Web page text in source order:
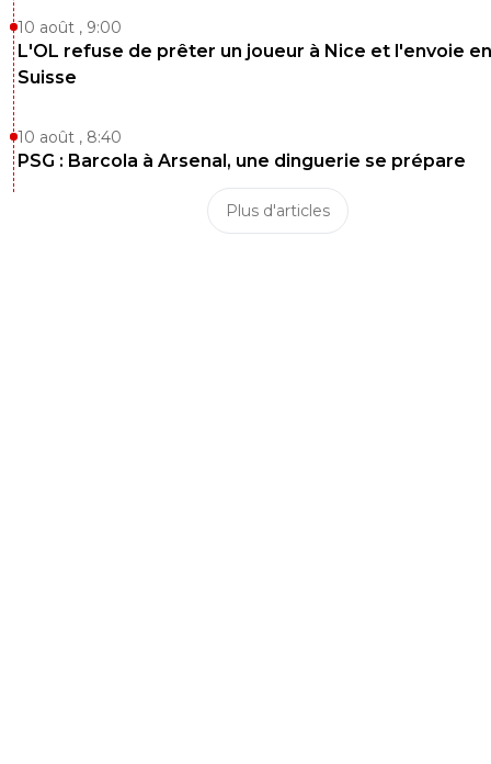
10 août , 9:00
L'OL refuse de prêter un joueur à Nice et l'envoie en
Suisse
10 août , 8:40
PSG : Barcola à Arsenal, une dinguerie se prépare
Plus d'articles